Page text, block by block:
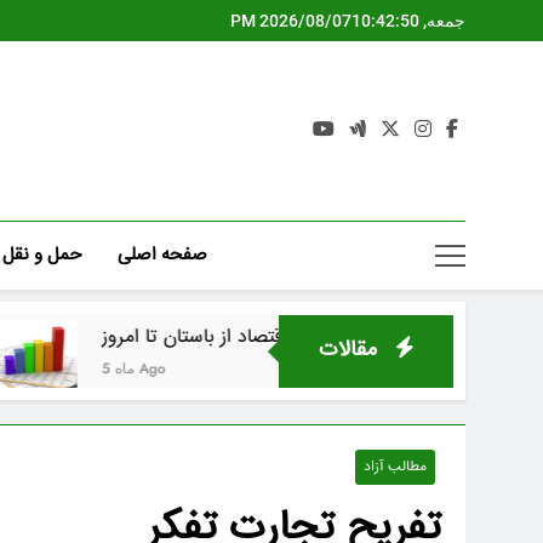
to
جمعه, 2026/08/0710:42:51 PM
صفحه اصلی حمل و نقل
مقالات اقتصاد تاریخ علم اقتصاد از باستان تا امروز
مطالب آزاد